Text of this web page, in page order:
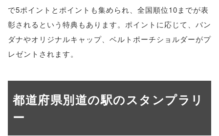
で5ポイントとポイントも集められ、全国順位10までが表
彰されるという特典もあります。ポイントに応じて、バン
ダナやオリジナルキャップ、ベルトポーチショルダーがプ
レゼントされます。
都道府県別道の駅のスタンプラリ
ー